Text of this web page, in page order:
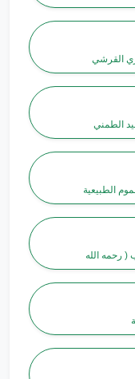
القرشي
الطمني
الطبيعية